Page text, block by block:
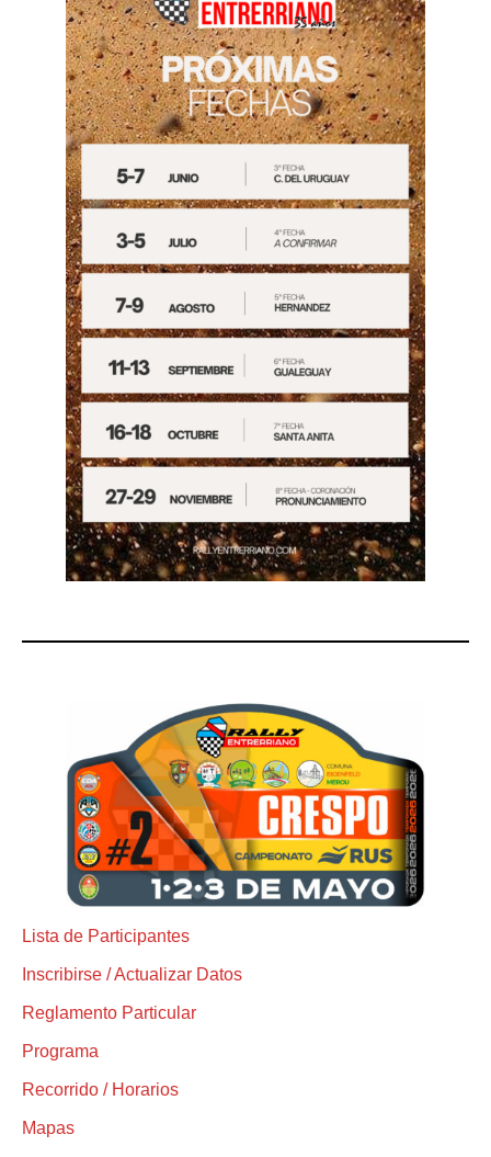
Lista de Participantes
Inscribirse / Actualizar Datos
Reglamento Particular
Programa
Recorrido / Horarios
Mapas